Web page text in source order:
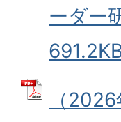
ーダー
（